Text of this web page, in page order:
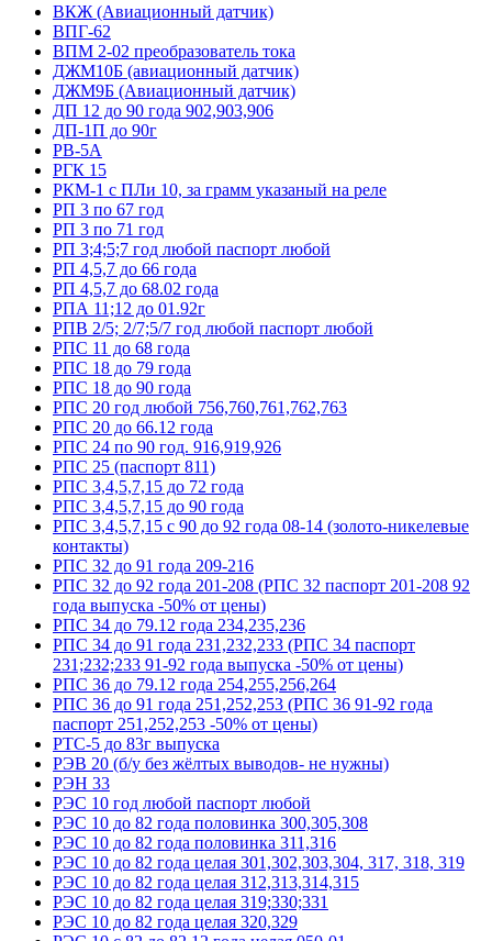
ВКЖ (Авиационный датчик)
ВПГ-62
ВПМ 2-02 преобразователь тока
ДЖМ10Б (авиационный датчик)
ДЖМ9Б (Авиационный датчик)
ДП 12 до 90 года 902,903,906
ДП-1П до 90г
РВ-5А
РГК 15
РКМ-1 с ПЛи 10, за грамм указаный на реле
РП 3 по 67 год
РП 3 по 71 год
РП 3;4;5;7 год любой паспорт любой
РП 4,5,7 до 66 года
РП 4,5,7 до 68.02 года
РПА 11;12 до 01.92г
РПВ 2/5; 2/7;5/7 год любой паспорт любой
РПС 11 до 68 года
РПС 18 до 79 года
РПС 18 до 90 года
РПС 20 год любой 756,760,761,762,763
РПС 20 до 66.12 года
РПС 24 по 90 год. 916,919,926
РПС 25 (паспорт 811)
РПС 3,4,5,7,15 до 72 года
РПС 3,4,5,7,15 до 90 года
РПС 3,4,5,7,15 с 90 до 92 года 08-14 (золото-никелевые
контакты)
РПС 32 до 91 года 209-216
РПС 32 до 92 года 201-208 (РПС 32 паспорт 201-208 92
года выпуска -50% от цены)
РПС 34 до 79.12 года 234,235,236
РПС 34 до 91 года 231,232,233 (РПС 34 паспорт
231;232;233 91-92 года выпуска -50% от цены)
РПС 36 до 79.12 года 254,255,256,264
РПС 36 до 91 года 251,252,253 (РПС 36 91-92 года
паспорт 251,252,253 -50% от цены)
РТС-5 до 83г выпуска
РЭВ 20 (б/у без жёлтых выводов- не нужны)
РЭН 33
РЭС 10 год любой паспорт любой
РЭС 10 до 82 года половинка 300,305,308
РЭС 10 до 82 года половинка 311,316
РЭС 10 до 82 года целая 301,302,303,304, 317, 318, 319
РЭС 10 до 82 года целая 312,313,314,315
РЭС 10 до 82 года целая 319;330;331
РЭС 10 до 82 года целая 320,329